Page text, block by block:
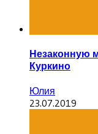
Незаконную
Куркино
Юлия
23.07.2019